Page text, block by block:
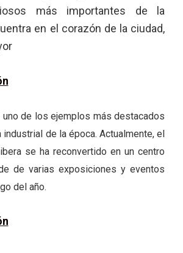
más importantes de la
en el corazón de la ciudad,
uno de los ejemplos más destacados
industrial de la época. Actualmente, el
se ha reconvertido en un centro
de varias exposiciones y eventos
del año.